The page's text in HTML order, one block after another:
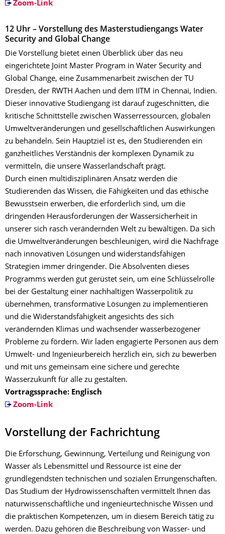
Zoom-Link
12 Uhr – Vorstellung des Masterstudiengangs Water
Security and Global Change
Die Vorstellung bietet einen Überblick über das neu
eingerichtete Joint Master Program in Water Security and
Global Change, eine Zusammenarbeit zwischen der TU
Dresden, der RWTH Aachen und dem IITM in Chennai, Indien.
Dieser innovative Studiengang ist darauf zugeschnitten, die
kritische Schnittstelle zwischen Wasserressourcen, globalen
Umweltveränderungen und gesellschaftlichen Auswirkungen
zu behandeln. Sein Hauptziel ist es, den Studierenden ein
ganzheitliches Verständnis der komplexen Dynamik zu
vermitteln, die unsere Wasserlandschaft prägt.
Durch einen multidisziplinären Ansatz werden die
Studierenden das Wissen, die Fähigkeiten und das ethische
Bewusstsein erwerben, die erforderlich sind, um die
dringenden Herausforderungen der Wassersicherheit in
unserer sich rasch verändernden Welt zu bewältigen. Da sich
die Umweltveränderungen beschleunigen, wird die Nachfrage
nach innovativen Lösungen und widerstandsfähigen
Strategien immer dringender. Die Absolventen dieses
Programms werden gut gerüstet sein, um eine Schlüsselrolle
bei der Gestaltung einer nachhaltigen Wasserpolitik zu
übernehmen, transformative Lösungen zu implementieren
und die Widerstandsfähigkeit angesichts des sich
verändernden Klimas und wachsender wasserbezogener
Probleme zu fördern. Wir laden engagierte Personen aus dem
Umwelt- und Ingenieurbereich herzlich ein, sich zu bewerben
und mit uns gemeinsam eine sichere und gerechte
Wasserzukunft für alle zu gestalten.
Vortragssprache: Englisch
Zoom-Link
Vorstellung der Fachrichtung
Die Erforschung, Gewinnung, Verteilung und Reinigung von
Wasser als Lebensmittel und Ressource ist eine der
grundlegendsten technischen und sozialen Errungenschaften.
Das Studium der Hydrowissenschaften vermittelt Ihnen das
naturwissenschaftliche und ingenieurtechnische Wissen und
die praktischen Kompetenzen, um in diesem Bereich tätig zu
werden. Dazu gehören die Beschreibung von Wasser- und